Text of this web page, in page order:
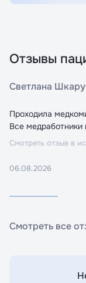
Отзывы
Светлана
Проходила
Все
Смотреть отзыв в
06.08.2026
Смотреть все